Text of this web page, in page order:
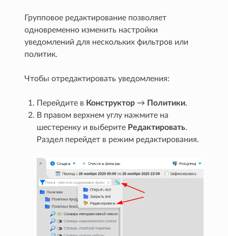
Групповое редактирование позволяет
одновременно изменить настройки
уведомлений для нескольких фильтров или
политик.
Чтобы отредактировать уведомления:
Перейдите в Конструктор → Политики.
В правом верхнем углу нажмите на
шестеренку и выберите Редактировать.
Раздел перейдет в режим редактирования.